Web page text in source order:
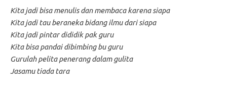
Kita jadi bisa menulis dan membaca karena siapa
Kita jadi tau beraneka bidang ilmu dari siapa
Kita jadi pintar dididik pak guru
Kita bisa pandai dibimbing bu guru
Gurulah pelita penerang dalam gulita
Jasamu tiada tara